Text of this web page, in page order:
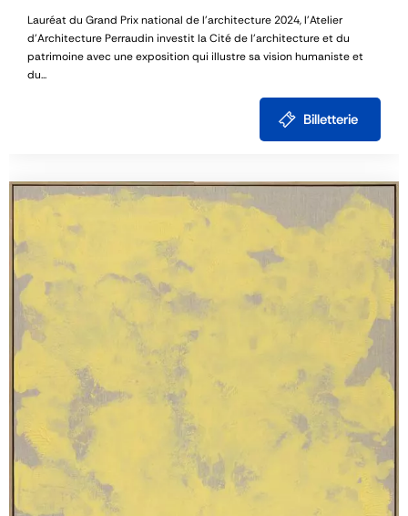
Lauréat du Grand Prix national de l’architecture 2024, l’Atelier
d’Architecture Perraudin investit la Cité de l’architecture et du
patrimoine avec une exposition qui illustre sa vision humaniste et
du...
Billetterie